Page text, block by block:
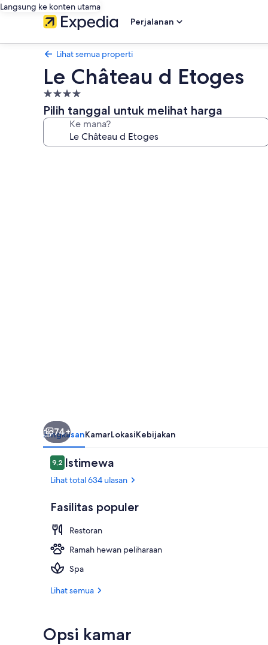
Langsung ke konten utama
Perjalanan
Lihat semua properti
Le Château d Etoges
Properti
bintang
4.0
Pilih tanggal untuk melihat harga
Ke mana?
74+
RingkasanKamarLokasiKebijakan
Ulasan
9,29,2 dari 10
Istimewa
Lihat total 634 ulasan
Fasilitas populer
Restoran
Ramah hewan peliharaan
Spa
Lihat semua
Opsi kamar